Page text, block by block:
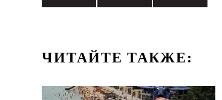
ЧИТАЙТЕ ТАКЖЕ: